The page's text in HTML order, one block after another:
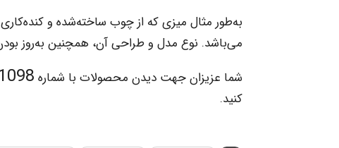
به‌طور مثال میزی که از چوب ساخته‌شده و
می‌باشد. نوع مدل و طراحی آن، همچنین به‌روز
شما عزیزان جهت دیدن محصولات با شماره – 021
کنید.